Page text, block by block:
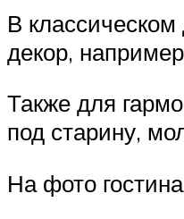
В
декор,
Также для
под старину,
На фото